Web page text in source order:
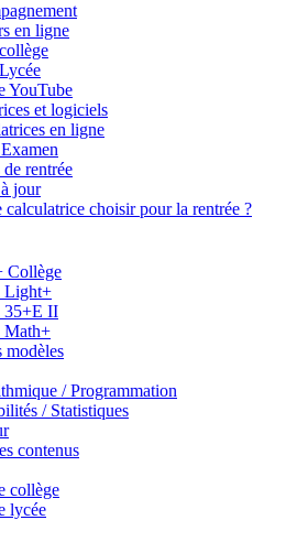
en ligne
YouTube
et logiciels
en ligne
rentrée
jour
calculatrice choisir pour la rentrée ?
Collège
Light+
35+E II
Math+
modèles
/ Programmation
/ Statistiques
contenus
collège
lycée